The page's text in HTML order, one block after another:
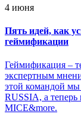
4 июня
Пять идей, как
геймификации
Геймификация –
экспертным
этой командой
RUSSIA, а
MICE&more.